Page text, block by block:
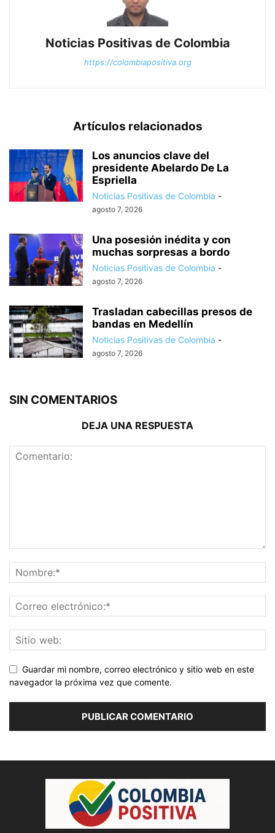
Noticias Positivas de Colombia
https://colombiapositiva.org
Artículos relacionados
Los anuncios clave del
presidente Abelardo De La
Espriella
Noticias Positivas de Colombia -
agosto 7, 2026
Una posesión inédita y con
muchas sorpresas a bordo
Noticias Positivas de Colombia -
agosto 7, 2026
Trasladan cabecillas presos de
bandas en Medellín
Noticias Positivas de Colombia -
agosto 7, 2026
SIN COMENTARIOS
DEJA UNA RESPUESTA
Guardar mi nombre, correo electrónico y sitio web en este
navegador la próxima vez que comente.